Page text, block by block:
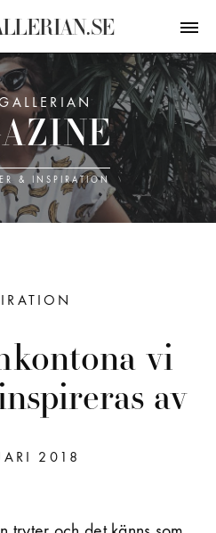
LLERIAN.SE
AZINE
& INSPIRATION
vi
av
2018